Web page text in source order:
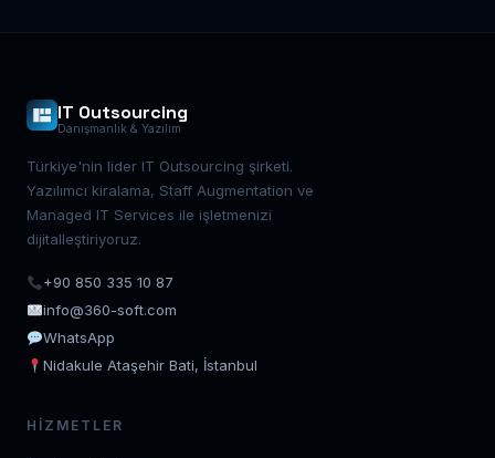
IT Outsourcing
Danışmanlık & Yazılım
Türkiye'nin lider IT Outsourcing şirketi.
Yazılımcı kiralama, Staff Augmentation ve
Managed IT Services ile işletmenizi
dijitalleştiriyoruz.
+90 850 335 10 87
info@360-soft.com
WhatsApp
Nidakule Ataşehir Bati, İstanbul
HIZMETLER